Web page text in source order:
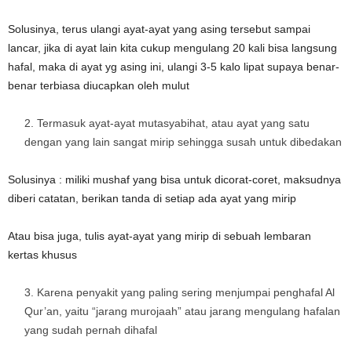
Solusinya, terus ulangi ayat-ayat yang asing tersebut sampai
lancar, jika di ayat lain kita cukup mengulang 20 kali bisa langsung
hafal, maka di ayat yg asing ini, ulangi 3-5 kalo lipat supaya benar-
benar terbiasa diucapkan oleh mulut
Termasuk ayat-ayat mutasyabihat, atau ayat yang satu
dengan yang lain sangat mirip sehingga susah untuk dibedakan
Solusinya : miliki mushaf yang bisa untuk dicorat-coret, maksudnya
diberi catatan, berikan tanda di setiap ada ayat yang mirip
Atau bisa juga, tulis ayat-ayat yang mirip di sebuah lembaran
kertas khusus
Karena penyakit yang paling sering menjumpai penghafal Al
Qur’an, yaitu “jarang murojaah” atau jarang mengulang hafalan
yang sudah pernah dihafal